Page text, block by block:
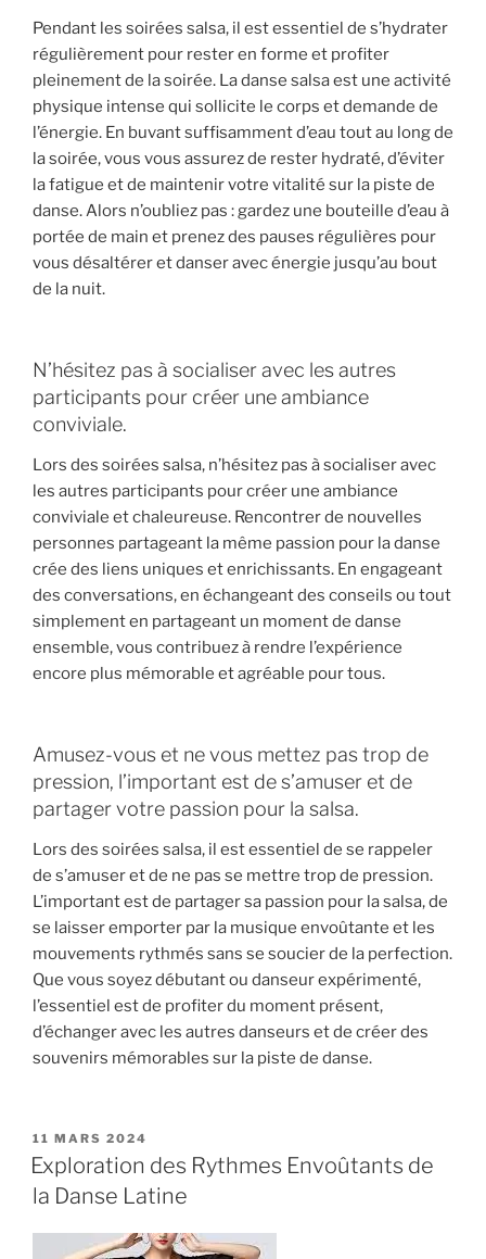
Pendant les soirées salsa, il est essentiel de s’hydrater
régulièrement pour rester en forme et profiter
pleinement de la soirée. La danse salsa est une activité
physique intense qui sollicite le corps et demande de
l’énergie. En buvant suffisamment d’eau tout au long de
la soirée, vous vous assurez de rester hydraté, d’éviter
la fatigue et de maintenir votre vitalité sur la piste de
danse. Alors n’oubliez pas : gardez une bouteille d’eau à
portée de main et prenez des pauses régulières pour
vous désaltérer et danser avec énergie jusqu’au bout
de la nuit.
N’hésitez pas à socialiser avec les autres
participants pour créer une ambiance
conviviale.
Lors des soirées salsa, n’hésitez pas à socialiser avec
les autres participants pour créer une ambiance
conviviale et chaleureuse. Rencontrer de nouvelles
personnes partageant la même passion pour la danse
crée des liens uniques et enrichissants. En engageant
des conversations, en échangeant des conseils ou tout
simplement en partageant un moment de danse
ensemble, vous contribuez à rendre l’expérience
encore plus mémorable et agréable pour tous.
Amusez-vous et ne vous mettez pas trop de
pression, l’important est de s’amuser et de
partager votre passion pour la salsa.
Lors des soirées salsa, il est essentiel de se rappeler
de s’amuser et de ne pas se mettre trop de pression.
L’important est de partager sa passion pour la salsa, de
se laisser emporter par la musique envoûtante et les
mouvements rythmés sans se soucier de la perfection.
Que vous soyez débutant ou danseur expérimenté,
l’essentiel est de profiter du moment présent,
d’échanger avec les autres danseurs et de créer des
souvenirs mémorables sur la piste de danse.
PUBLIÉ
LE
11 MARS 2024
Exploration des Rythmes Envoûtants de
la Danse Latine